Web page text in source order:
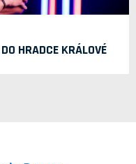
HRADCE KRÁLOVÉ